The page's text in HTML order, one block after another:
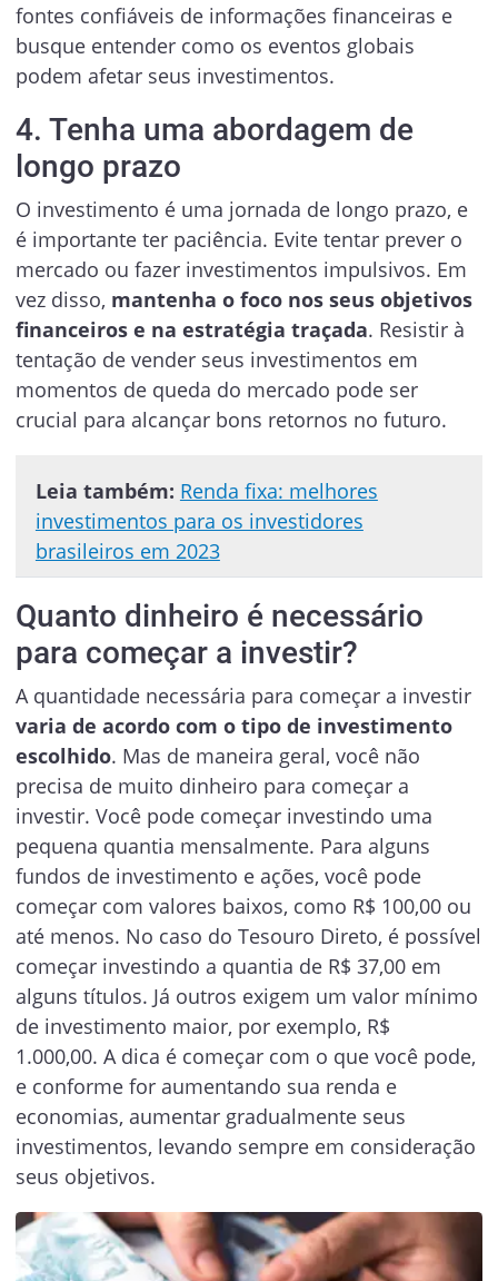
fontes confiáveis de informações financeiras e
busque entender como os eventos globais
podem afetar seus investimentos.
4. Tenha uma abordagem de
longo prazo
O investimento é uma jornada de longo prazo, e
é importante ter paciência. Evite tentar prever o
mercado ou fazer investimentos impulsivos. Em
vez disso, mantenha o foco nos seus objetivos
financeiros e na estratégia traçada. Resistir à
tentação de vender seus investimentos em
momentos de queda do mercado pode ser
crucial para alcançar bons retornos no futuro.
Leia também: Renda fixa: melhores
investimentos para os investidores
brasileiros em 2023
Quanto dinheiro é necessário
para começar a investir?
A quantidade necessária para começar a investir
varia de acordo com o tipo de investimento
escolhido. Mas de maneira geral, você não
precisa de muito dinheiro para começar a
investir. Você pode começar investindo uma
pequena quantia mensalmente. Para alguns
fundos de investimento e ações, você pode
começar com valores baixos, como R$ 100,00 ou
até menos. No caso do Tesouro Direto, é possível
começar investindo a quantia de R$ 37,00 em
alguns títulos. Já outros exigem um valor mínimo
de investimento maior, por exemplo, R$
1.000,00. A dica é começar com o que você pode,
e conforme for aumentando sua renda e
economias, aumentar gradualmente seus
investimentos, levando sempre em consideração
seus objetivos.